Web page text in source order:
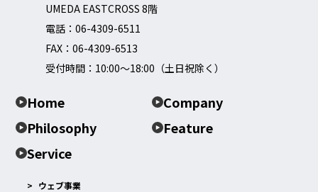
UMEDA EASTCROSS 8階
電話： 06-4309-6511
FAX：06-4309-6513
受付時間：10:00～18:00（土日祝除く）
Home
Company
Philosophy
Feature
Service
ウェブ事業